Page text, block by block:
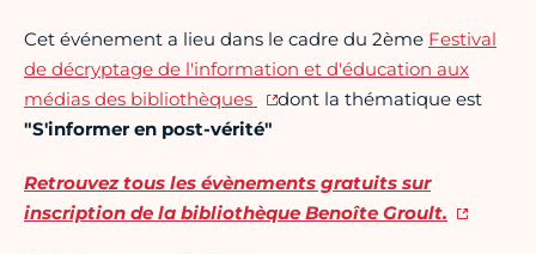
Cet événement a lieu dans le cadre du 2ème Festival
de décryptage de l'information et d'éducation aux
médias des bibliothèques
dont la thématique est
"S'informer en post-vérité"
Retrouvez tous les évènements gratuits sur
inscription de la bibliothèque Benoîte Groult.